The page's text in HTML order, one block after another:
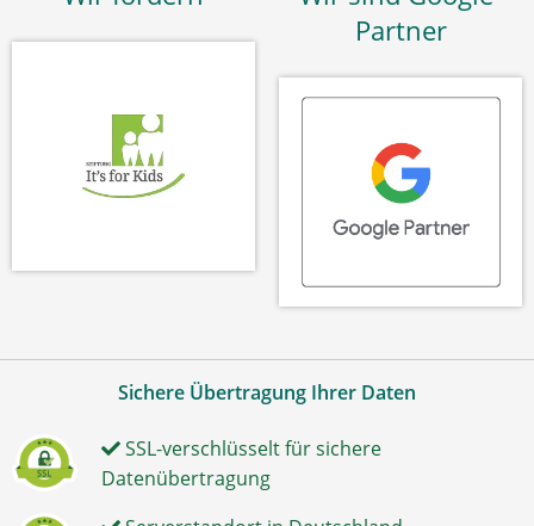
Partner
Sichere Übertragung Ihrer Daten
SSL-verschlüsselt für sichere
Datenübertragung